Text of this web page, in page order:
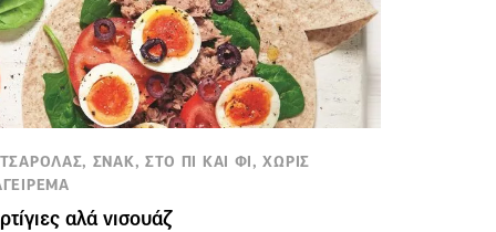
ΣΝΑΚ, ΣΤΟ ΠΙ ΚΑΙ ΦΙ, ΧΩΡΙΣ
αλά νισουάζ